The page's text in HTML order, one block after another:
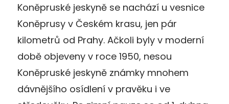
Koněpruské jeskyně se nachází u vesnice
Koněprusy v Českém krasu, jen pár
kilometrů od Prahy. Ačkoli byly v moderní
době objeveny v roce 1950, nesou
Koněpruské jeskyně známky mnohem
dávnějšího osídlení v pravěku i ve